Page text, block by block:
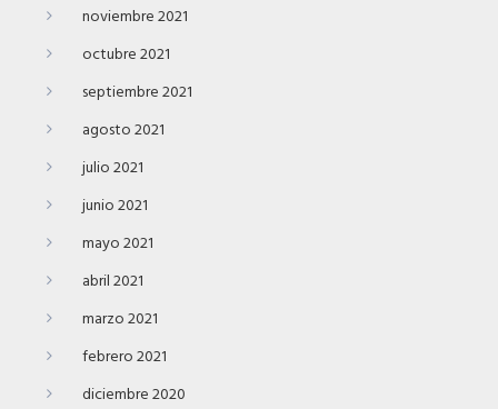
noviembre 2021
octubre 2021
septiembre 2021
agosto 2021
julio 2021
junio 2021
mayo 2021
abril 2021
marzo 2021
febrero 2021
diciembre 2020